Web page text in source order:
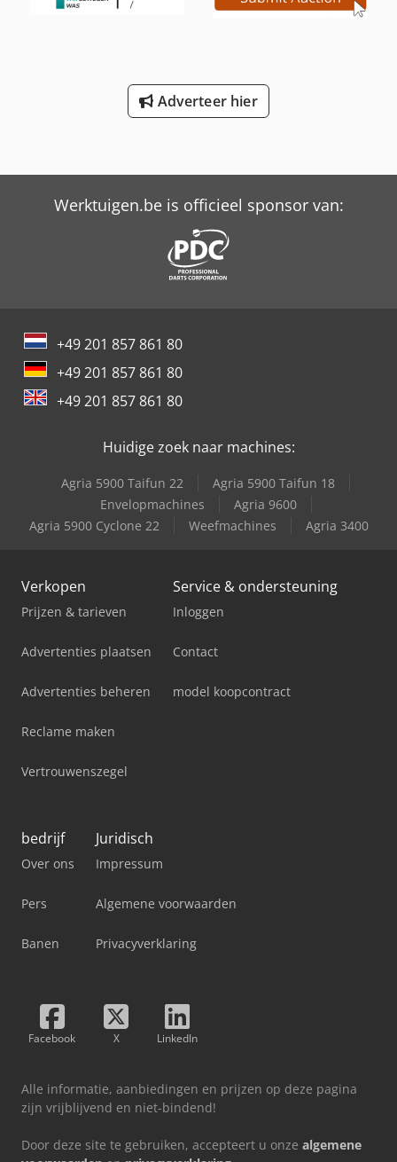
Adverteer hier
Werktuigen.be is officieel sponsor van:
+49 201 857 861 80
+49 201 857 861 80
+49 201 857 861 80
Huidige zoek naar machines:
Agria 5900 Taifun 22
Agria 5900 Taifun 18
Envelopmachines
Agria 9600
Agria 5900 Cyclone 22
Weefmachines Agria 3400
Verkopen
Prijzen & tarieven
Advertenties plaatsen
Advertenties beheren
Reclame maken
Vertrouwenszegel
Service & ondersteuning
Inloggen
Contact
model koopcontract
bedrijf
Over ons
Pers
Banen
Juridisch
Impressum
Algemene voorwaarden
Privacyverklaring
Facebook X LinkedIn
Alle informatie, aanbiedingen en prijzen op deze pagina
zijn vrijblijvend en niet-bindend!
Door deze site te gebruiken, accepteert u onze algemene